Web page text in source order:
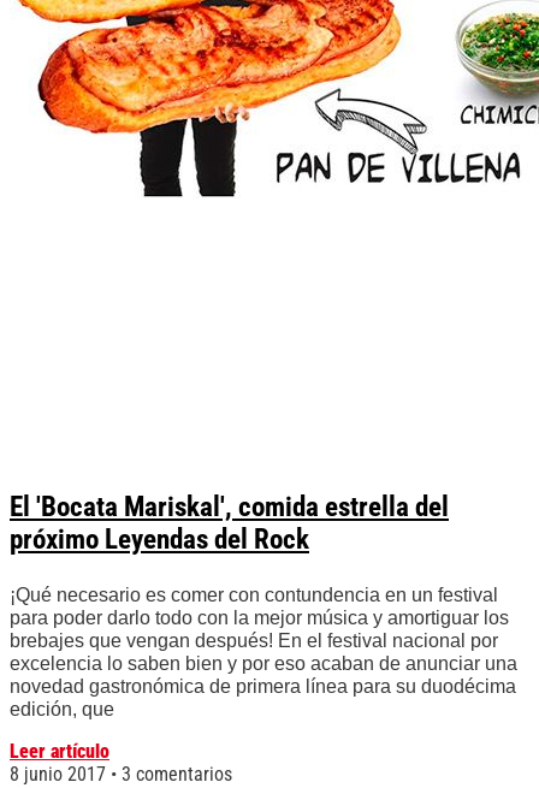
El 'Bocata Mariskal', comida estrella del
próximo Leyendas del Rock
¡Qué necesario es comer con contundencia en un festival
para poder darlo todo con la mejor música y amortiguar los
brebajes que vengan después! En el festival nacional por
excelencia lo saben bien y por eso acaban de anunciar una
novedad gastronómica de primera línea para su duodécima
edición, que
Leer artículo
8 junio 2017
3 comentarios